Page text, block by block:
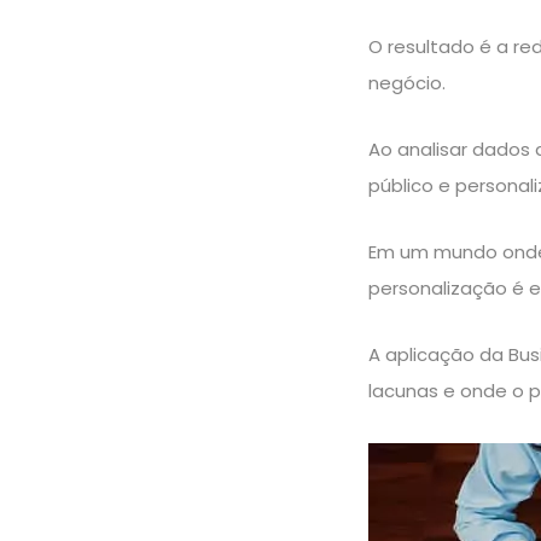
O resultado é a
negócio.
Ao analisar dados
público e
Em um mundo
personalização é
A aplicação da
lacunas e onde o